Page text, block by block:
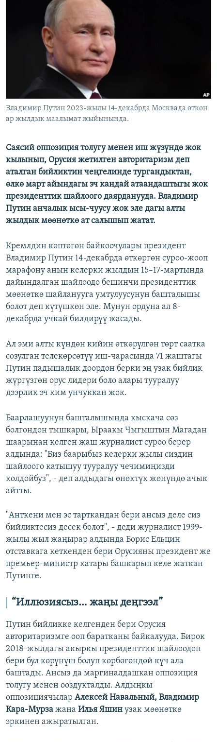
ЭЖЕ-СИҢДИЛЕР
АЗАТТЫК+
ЫҢГАЙСЫЗ СУРООЛОР
ОНЛАЙН ШЕРИНЕ
ЭЕ/АРнун бардык сайттары
Владимир Путин 2023-жылы 14-декабрда Москвада өткөн
ар жылдык маалымат жыйынында.
Саясий оппозиция толугу менен иш жүзүндө жок
кылынып, Орусия жетилген авторитаризм деп
аталган бийликтин чеңгелинде тургандыктан,
өлкө март айындагы эч кандай атаандаштыгы жок
президенттик шайлоого даярданууда. Владимир
Путин анчалык ысы-чуусу жок эле дагы алты
жылдык мөөнөткө ат салышып жатат.
Кремлдин көптөгөн байкоочулары президент
Владимир Путин 14-декабрда өткөргөн суроо-жооп
марафону анын келерки жылдын 15–17-мартында
дайындалган шайлоодо бешинчи президенттик
мөөнөткө шайланууга умтулуусунун башталышы
болот деп күтүшкөн эле. Мунун ордуна ал 8-
декабрда учкай билдирүү жасады.
Ал эми алты күндөн кийин өткөрүлгөн төрт саатка
созулган телекөрсөтүү иш-чарасында 71 жаштагы
Путин падышалык доордон берки эң узак бийлик
жүргүзгөн орус лидери боло алары тууралуу
дээрлик эч ким унчуккан жок.
Баарлашуунун башталышында кыскача сөз
болгондон тышкары, Ыраакы Чыгыштын Магадан
шаарынан келген жаш журналист суроо берер
алдында: "Биз баарыбыз келерки жылы сиздин
шайлоого катышуу тууралуу чечимиңизди
колдойбуз", - деп алдыдагы өнөктүк жөнүндө ачык
айтты.
"Анткени мен эс тарткандан бери ансыз деле сиз
бийликтесиз десек болот", - деди журналист 1999-
жылы жыл жаңырар алдында Борис Ельцин
отставкага кеткенден бери Орусияны президент же
премьер-министр катары башкарып келе жаткан
Путинге.
“Иллюзиясыз… жаңы деңгээл”
Путин бийликке келгенден бери Орусия
авторитаризмге ооп баратканы байкалууда. Бирок
2018-жылдагы акыркы президенттик шайлоодон
бери бул көрүнүш болуп көрбөгөндөй күч ала
баштады. Ансыз да маргиналдашкан оппозиция
толугу менен ооздукталды. Алдыңкы
оппозициячылар Алексей Навальный, Владимир
Кара-Мурза жана Илья Яшин узак мөөнөткө
эркинен ажыратылган.